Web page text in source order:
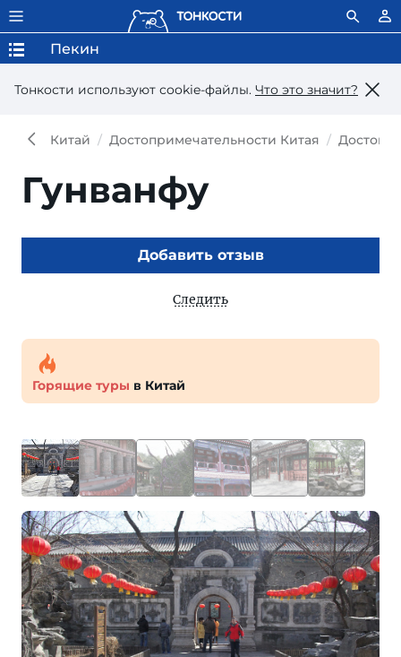
Тонкости используют сookie-файлы. Что это значит?
Пекин
Китай Достопримечательности Китая
Гунванфу
Добавить отзыв
Следить
Горящие туры в Китай